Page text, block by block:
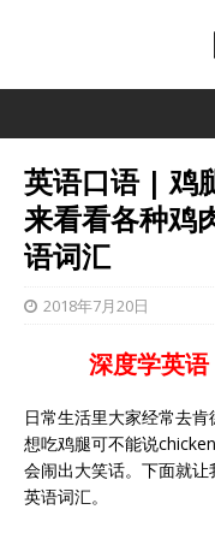
英语口语 | 鸡
来看看各种鸡
语词汇
2018年7月20日
深度学英
日常生活里大家经常去
想吃鸡腿可不能说
会闹出大笑话。下面就
英语词汇。